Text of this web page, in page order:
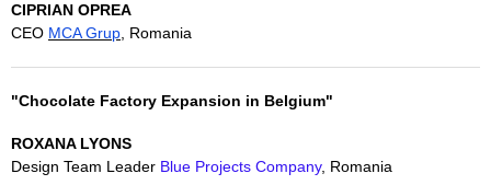
CIPRIAN OPREA
CEO MCA Grup , Romania
"Chocolate Factory Expansion in Belgium"
ROXANA LYONS
Design Team Leader Blue Projects Company, Romania